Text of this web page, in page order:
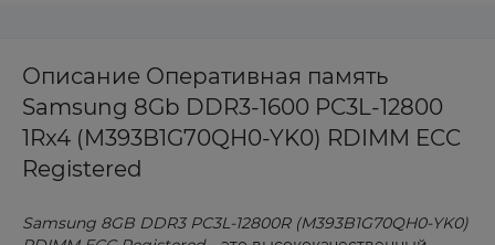
Описание Оперативная память
Samsung 8Gb DDR3-1600 PC3L-12800
1Rx4 (M393B1G70QH0-YK0) RDIMM ECC
Registered
Samsung 8GB DDR3 PC3L-12800R (M393B1G70QH0-YK0)